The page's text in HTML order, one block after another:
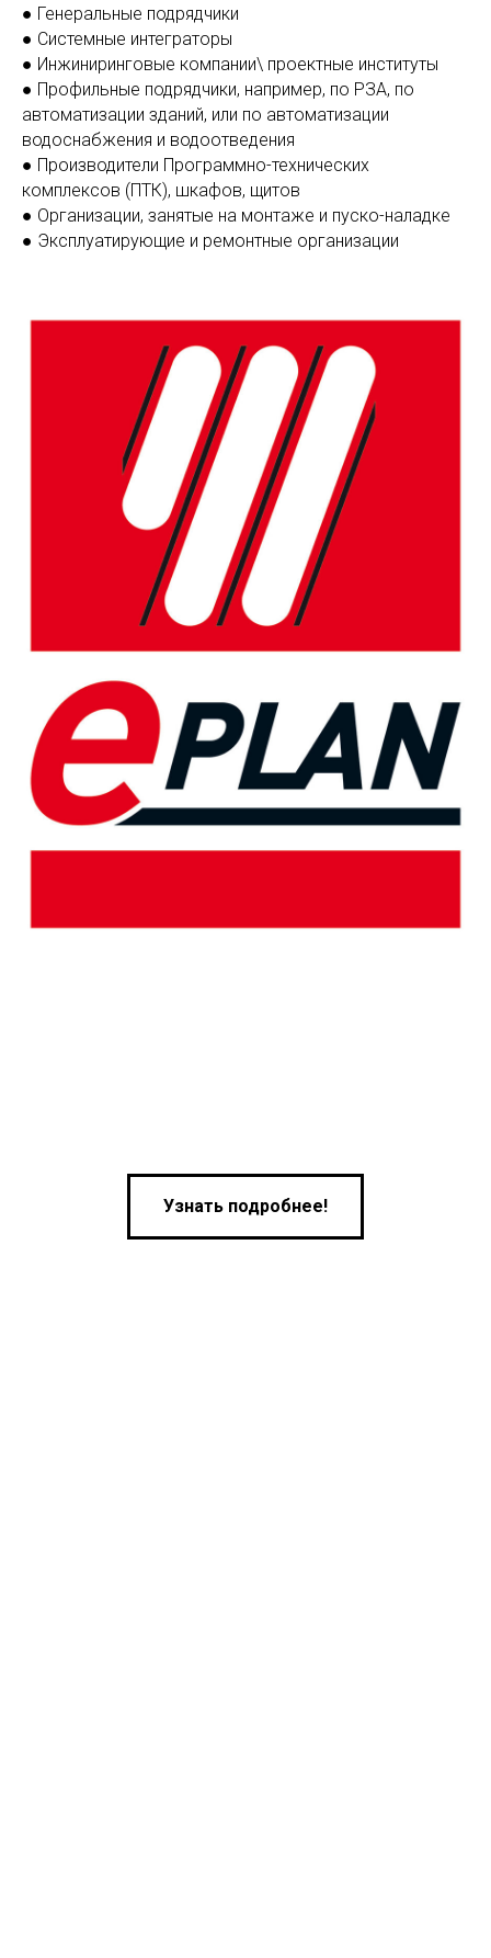
● Генеральные подрядчики
● Системные интеграторы
● Инжиниринговые компании\ проектные институты
● Профильные подрядчики, например, по РЗА, по
автоматизации зданий, или по автоматизации
водоснабжения и водоотведения
● Производители Программно-технических
комплексов (ПТК), шкафов, щитов
● Организации, занятые на монтаже и пуско-наладке
● Эксплуатирующие и ремонтные организации
Узнать подробнее!